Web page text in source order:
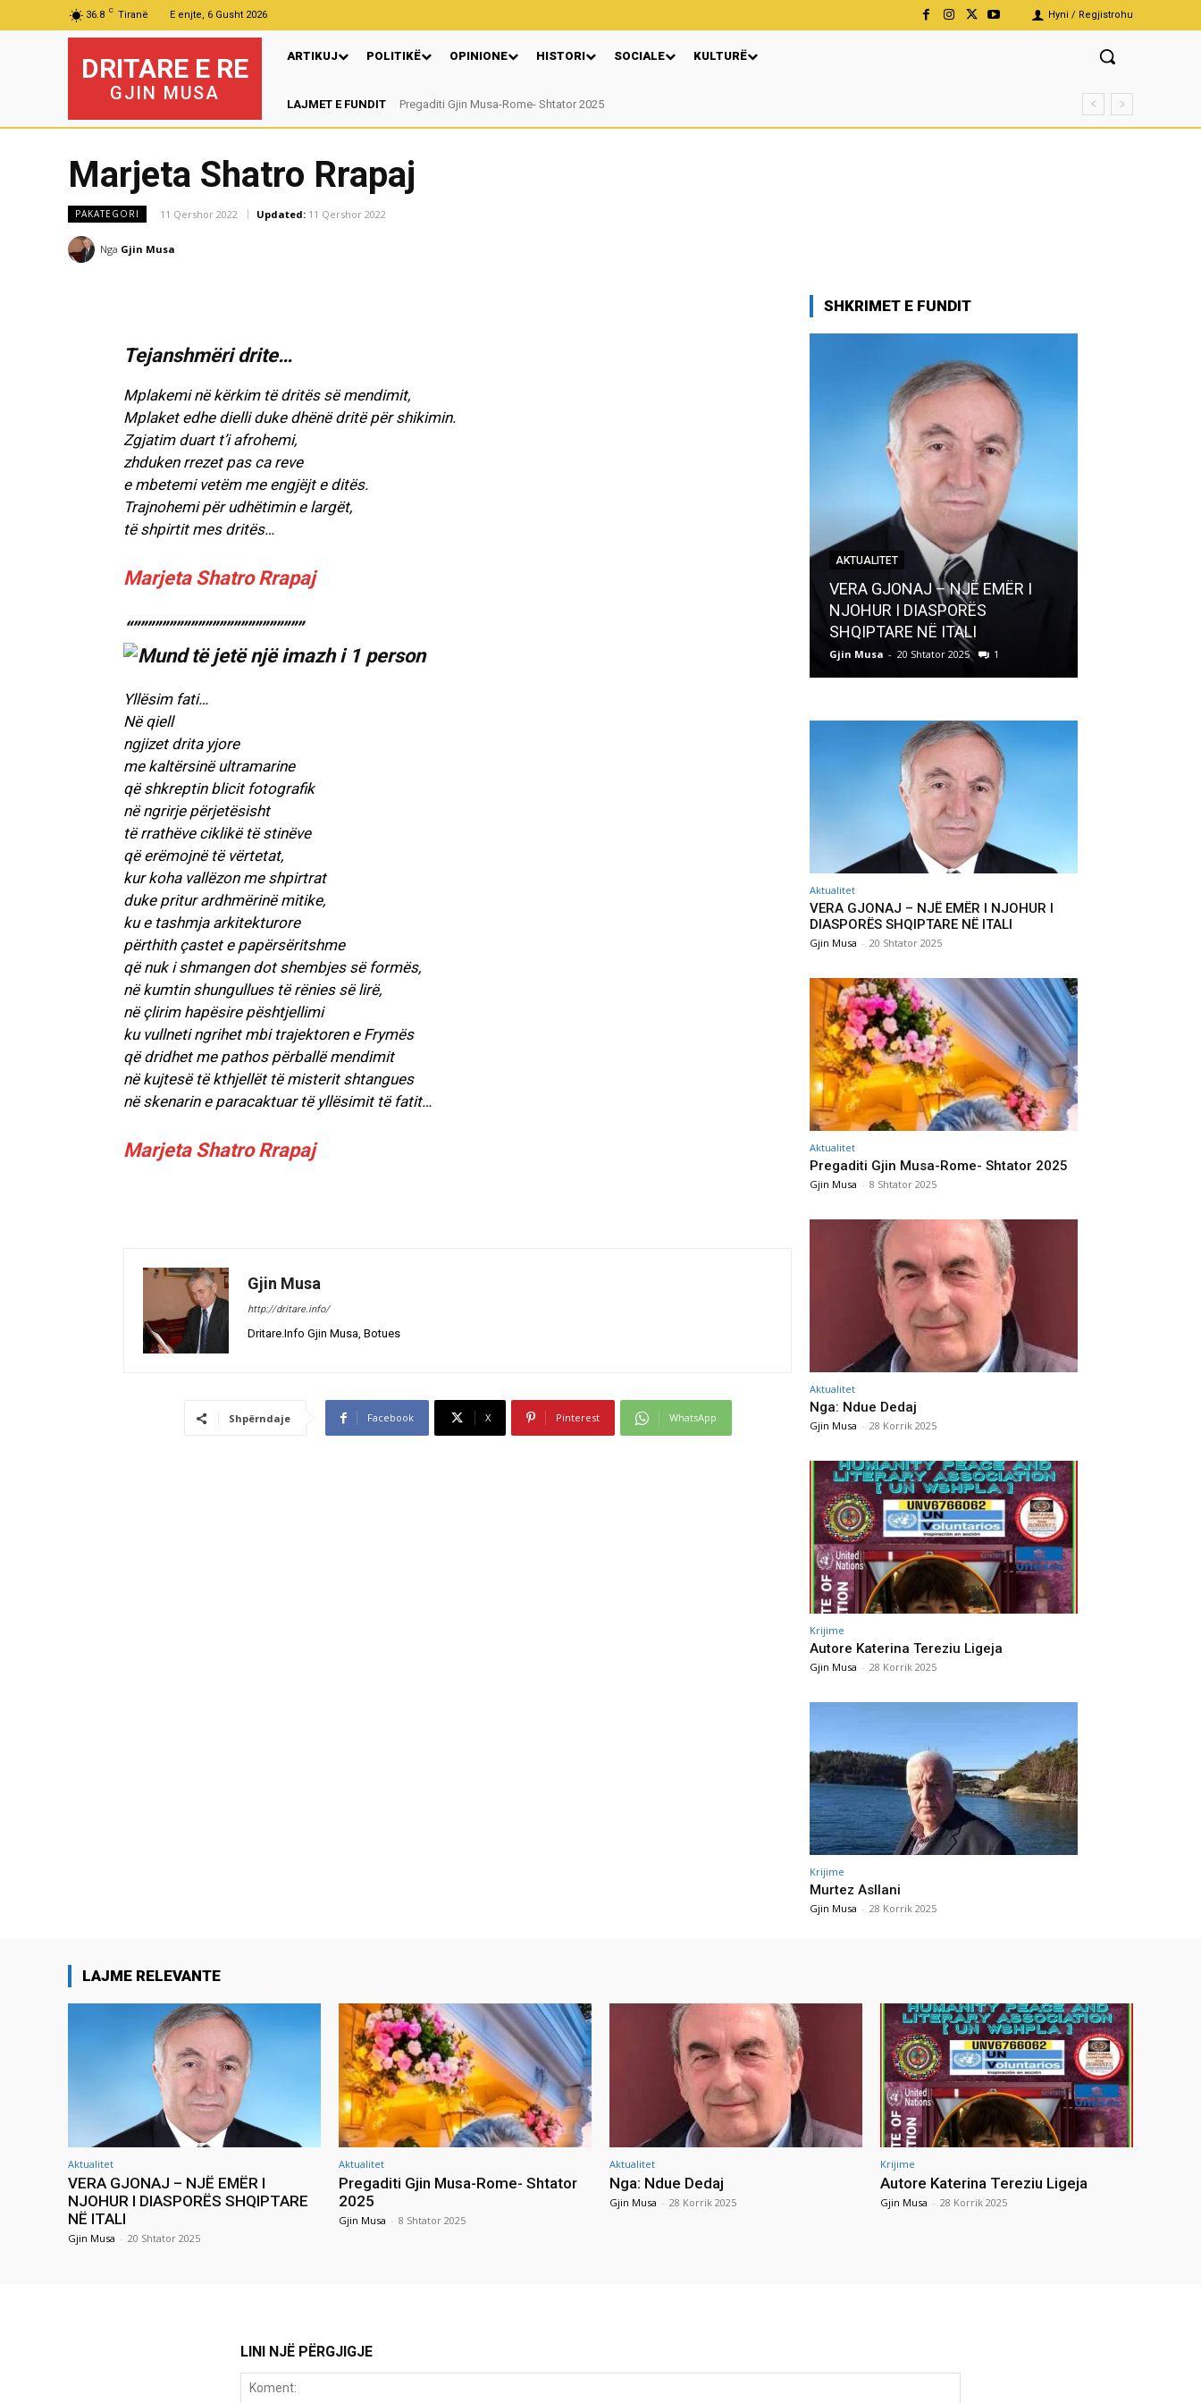
36.8 C Tiranë E enjte, 6 Gusht 2026 Hyni / Regjistrohu
DRITARE E RE
GJIN MUSA
ARTIKUJ POLITIKË OPINIONE HISTORI SOCIALE KULTURË
LAJMET E FUNDIT Pregaditi Gjin Musa-Rome- Shtator 2025
Nga: Ndue Dedaj
Marjeta Shatro Rrapaj
PAKATEGORI 11 Qershor 2022 Updated: 11 Qershor 2022
Nga Gjin Musa
Tejanshmëri drite…
Mplakemi në kërkim të dritës së mendimit,
Mplaket edhe dielli duke dhënë dritë për shikimin.
Zgjatim duart t’i afrohemi,
zhduken rrezet pas ca reve
e mbetemi vetëm me engjëjt e ditës.
Trajnohemi për udhëtimin e largët,
të shpirtit mes dritës…
Marjeta Shatro Rrapaj
“””””””””””””””””””””””””
Yllësim fati…
Në qiell
ngjizet drita yjore
me kaltërsinë ultramarine
që shkreptin blicit fotografik
në ngrirje përjetësisht
të rrathëve ciklikë të stinëve
që erëmojnë të vërtetat,
kur koha vallëzon me shpirtrat
duke pritur ardhmërinë mitike,
ku e tashmja arkitekturore
përthith çastet e papërsëritshme
që nuk i shmangen dot shembjes së formës,
në kumtin shungullues të rënies së lirë,
në çlirim hapësire pështjellimi
ku vullneti ngrihet mbi trajektoren e Frymës
që dridhet me pathos përballë mendimit
në kujtesë të kthjellët të misterit shtangues
në skenarin e paracaktuar të yllësimit të fatit…
Marjeta Shatro Rrapaj
Gjin Musa
http://dritare.info/
Dritare.Info Gjin Musa, Botues
Shpërndaje Facebook X Pinterest WhatsApp
SHKRIMET E FUNDIT
AKTUALITET
VERA GJONAJ – NJË EMËR I
NJOHUR I DIASPORËS
SHQIPTARE NË ITALI
Gjin Musa - 20 Shtator 2025 1
Aktualitet
VERA GJONAJ – NJË EMËR I NJOHUR I
DIASPORËS SHQIPTARE NË ITALI
Gjin Musa - 20 Shtator 2025
Aktualitet
Pregaditi Gjin Musa-Rome- Shtator 2025
Gjin Musa - 8 Shtator 2025
Aktualitet
Nga: Ndue Dedaj
Gjin Musa - 28 Korrik 2025
Krijime
Autore Katerina Tereziu Ligeja
Gjin Musa - 28 Korrik 2025
Krijime
Murtez Asllani
Gjin Musa - 28 Korrik 2025
LAJME RELEVANTE
Aktualitet
VERA GJONAJ – NJË EMËR I
NJOHUR I DIASPORËS SHQIPTARE
NË ITALI
Gjin Musa - 20 Shtator 2025
Aktualitet
Pregaditi Gjin Musa-Rome- Shtator
2025
Gjin Musa - 8 Shtator 2025
Aktualitet
Nga: Ndue Dedaj
Gjin Musa - 28 Korrik 2025
Krijime
Autore Katerina Tereziu Ligeja
Gjin Musa - 28 Korrik 2025
LINI NJË PËRGJIGJE